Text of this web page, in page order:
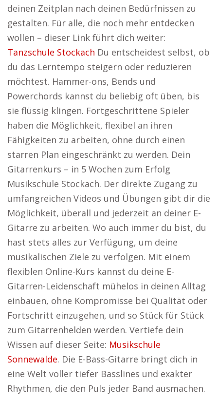
deinen Zeitplan nach deinen Bedürfnissen zu
gestalten. Für alle, die noch mehr entdecken
wollen – dieser Link führt dich weiter:
Tanzschule Stockach Du entscheidest selbst, ob
du das Lerntempo steigern oder reduzieren
möchtest. Hammer-ons, Bends und
Powerchords kannst du beliebig oft üben, bis
sie flüssig klingen. Fortgeschrittene Spieler
haben die Möglichkeit, flexibel an ihren
Fähigkeiten zu arbeiten, ohne durch einen
starren Plan eingeschränkt zu werden. Dein
Gitarrenkurs – in 5 Wochen zum Erfolg
Musikschule Stockach. Der direkte Zugang zu
umfangreichen Videos und Übungen gibt dir die
Möglichkeit, überall und jederzeit an deiner E-
Gitarre zu arbeiten. Wo auch immer du bist, du
hast stets alles zur Verfügung, um deine
musikalischen Ziele zu verfolgen. Mit einem
flexiblen Online-Kurs kannst du deine E-
Gitarren-Leidenschaft mühelos in deinen Alltag
einbauen, ohne Kompromisse bei Qualität oder
Fortschritt einzugehen, und so Stück für Stück
zum Gitarrenhelden werden. Vertiefe dein
Wissen auf dieser Seite: Musikschule
Sonnewalde. Die E-Bass-Gitarre bringt dich in
eine Welt voller tiefer Basslines und exakter
Rhythmen, die den Puls jeder Band ausmachen.